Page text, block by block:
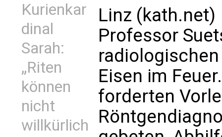
Kurienkar
dinal
Sarah:
„Riten
können
nicht
willkürlich
Linz (kath.net)
Professor
Eisen im
forderten